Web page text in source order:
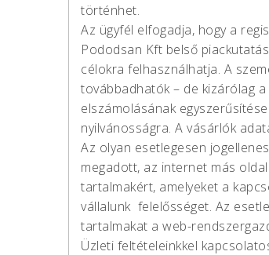
történhet.
Az ügyfél elfogadja, hogy a
Pododsan Kft belső
célokra felhasználhatja. A
továbbadhatók – de kizárólag
elszámolásának
nyilvánosságra. A vásárlók
Az olyan esetlegesen
megadott, az internet más
tartalmakért, amelyeket a
vállalunk felelősséget. Az
tartalmakat a web-
Üzleti feltételeinkkel